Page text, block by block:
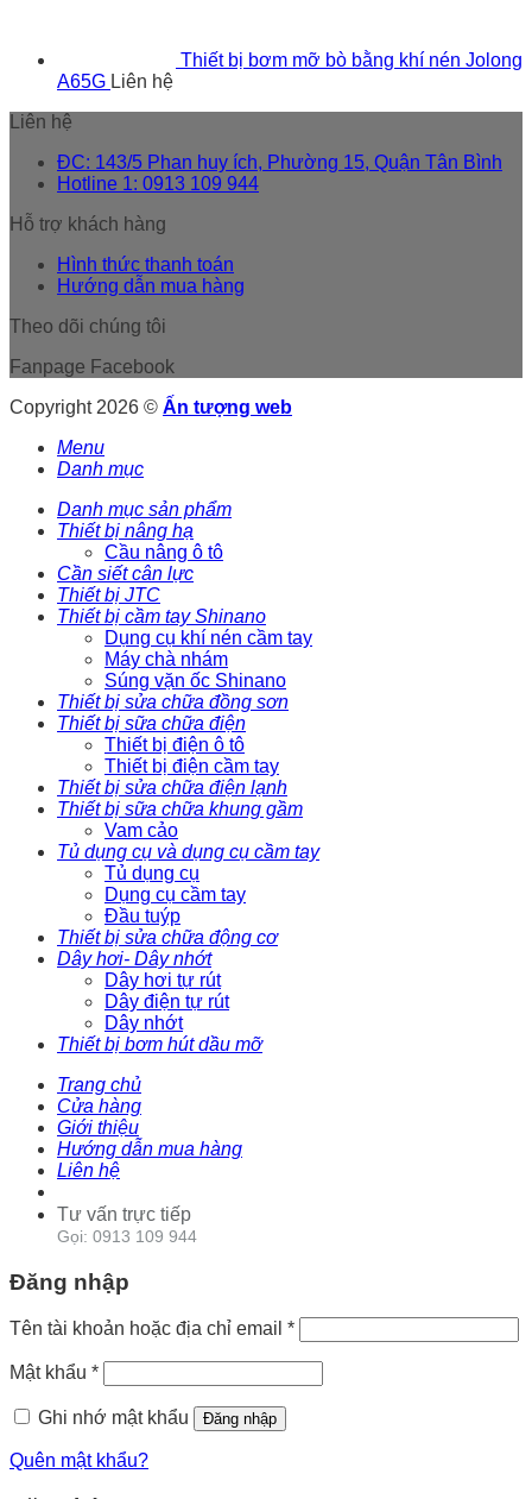
Thiết bị bơm mỡ bò bằng khí nén Jolong
A65G Liên hệ
Liên hệ
ĐC: 143/5 Phan huy ích, Phường 15, Quận Tân Bình
Hotline 1: 0913 109 944
Hỗ trợ khách hàng
Hình thức thanh toán
Hướng dẫn mua hàng
Theo dõi chúng tôi
Fanpage Facebook
Copyright 2026 © Ấn tượng web
Menu
Danh mục
Danh mục sản phẩm
Thiết bị nâng hạ
Cầu nâng ô tô
Cần siết cân lực
Thiết bị JTC
Thiết bị cầm tay Shinano
Dụng cụ khí nén cầm tay
Máy chà nhám
Súng vặn ốc Shinano
Thiết bị sửa chữa đồng sơn
Thiết bị sữa chữa điện
Thiết bị điện ô tô
Thiết bị điện cầm tay
Thiết bị sửa chữa điện lạnh
Thiết bị sữa chữa khung gầm
Vam cảo
Tủ dụng cụ và dụng cụ cầm tay
Tủ dụng cụ
Dụng cụ cầm tay
Đầu tuýp
Thiết bị sửa chữa động cơ
Dây hơi- Dây nhớt
Dây hơi tự rút
Dây điện tự rút
Dây nhớt
Thiết bị bơm hút dầu mỡ
Trang chủ
Cửa hàng
Giới thiệu
Hướng dẫn mua hàng
Liên hệ
Tư vấn trực tiếp
Gọi: 0913 109 944
Đăng nhập
Tên tài khoản hoặc địa chỉ email *
Mật khẩu *
Ghi nhớ mật khẩu Đăng nhập
Quên mật khẩu?